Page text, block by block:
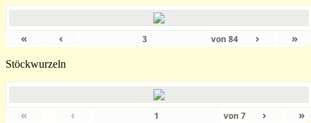
« ‹ von84 › »
Stöckwurzeln
« ‹ von 7 › »